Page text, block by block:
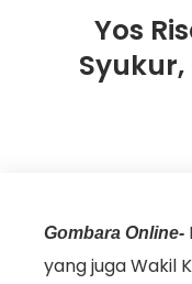
Yos
Gombara Online-
yang juga Wakil